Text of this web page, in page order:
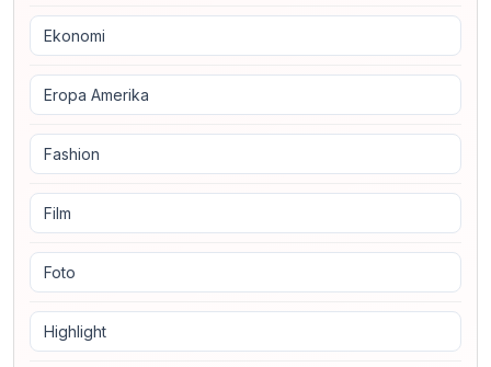
Ekonomi
Eropa Amerika
Fashion
Film
Foto
Highlight